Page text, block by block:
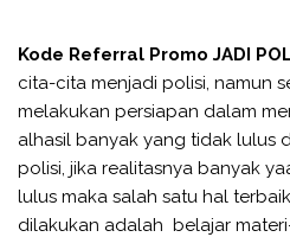
Kode Referral Promo JADI
cita-cita menjadi polisi, namun
melakukan persiapan dalam
alhasil banyak yang tidak lulus
polisi, jika realitasnya banyak
lulus maka salah satu hal
dilakukan adalah belajar